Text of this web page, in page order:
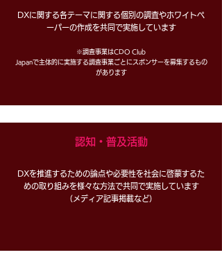
DXに関する各テーマに関する個別の調査やホワイトペ
ーパーの作成を共同で実施しています
※調査事業はCDO Club
Japanで主体的に実施する調査事業ごとにスポンサーを募集するもの
があります
認知・普及活動
DXを推進するための論点や必要性を社会に啓蒙するた
めの取り組みを様々な方法で共同で実施しています
​（メディア記事掲載など）